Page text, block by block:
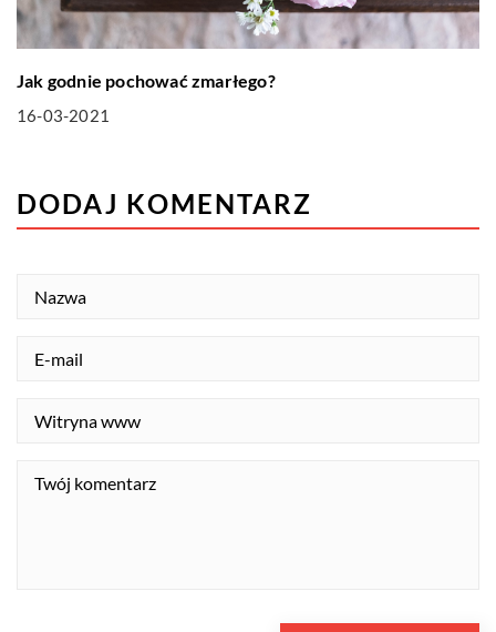
Jak godnie pochować zmarłego?
16-03-2021
DODAJ KOMENTARZ